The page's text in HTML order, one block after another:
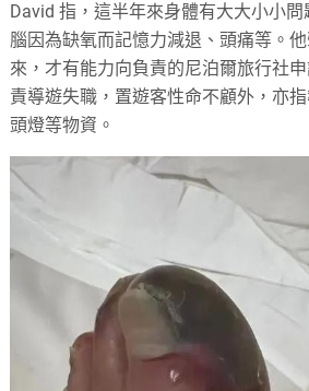
David 指，這半年來身體有大大小小
腦因為缺氧而記憶力減退、頭痛等。
來，才有能力向負責的尼泊爾旅行社
責導遊失職，置遊客性命不顧外，亦
頭燈等物資。